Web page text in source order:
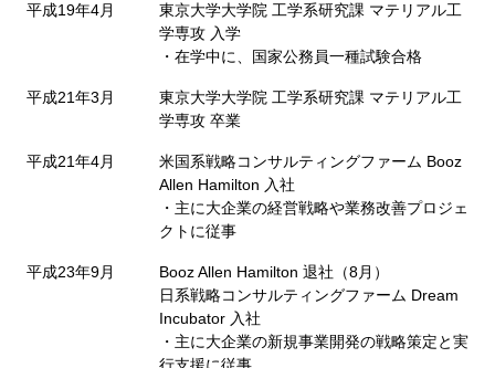
平成19年4月
東京大学大学院 工学系研究課 マテリアル工
学専攻 入学
・在学中に、国家公務員一種試験合格
平成21年3月
東京大学大学院 工学系研究課 マテリアル工
学専攻 卒業
平成21年4月
米国系戦略コンサルティングファーム Booz
Allen Hamilton 入社
・主に大企業の経営戦略や業務改善プロジェ
クトに従事
平成23年9月
Booz Allen Hamilton 退社（8月）
日系戦略コンサルティングファーム Dream
Incubator 入社
・主に大企業の新規事業開発の戦略策定と実